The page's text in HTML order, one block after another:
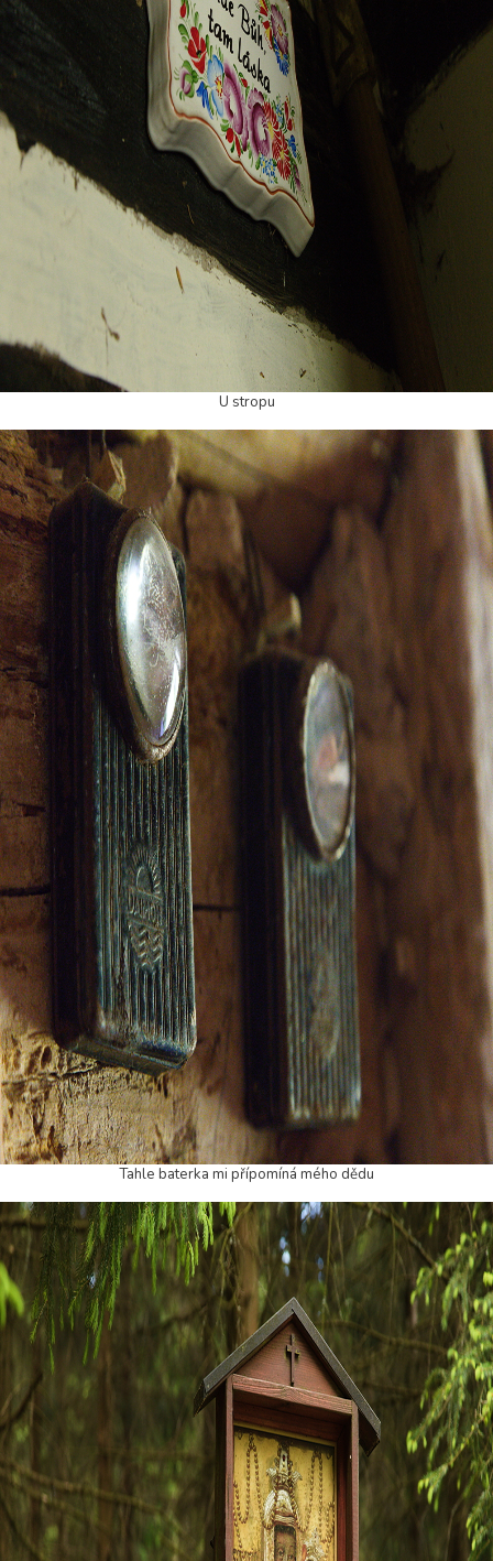
U stropu
Tahle baterka mi přípomíná mého dědu